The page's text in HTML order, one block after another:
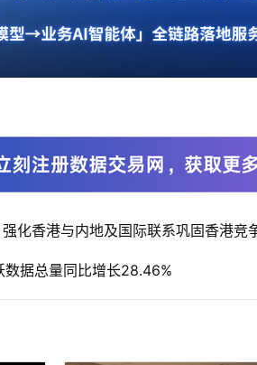
化香港与内地及国际联系巩固香港竞
据总量同比增长28.46%